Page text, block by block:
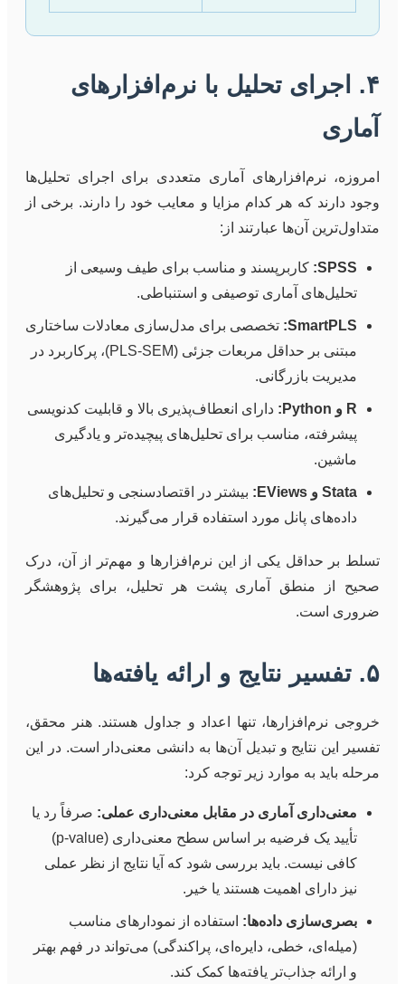
۴. اجرای تحلیل با نرم‌افزارهای
آماری
امروزه، نرم‌افزارهای آماری متعددی برای اجرای تحلیل‌ها
وجود دارند که هر کدام مزایا و معایب خود را دارند. برخی از
متداول‌ترین آن‌ها عبارتند از:
SPSS: کاربرپسند و مناسب برای طیف وسیعی از
تحلیل‌های آماری توصیفی و استنباطی.
SmartPLS: تخصصی برای مدل‌سازی معادلات ساختاری
مبتنی بر حداقل مربعات جزئی (PLS-SEM)، پرکاربرد در
مدیریت بازرگانی.
R و Python:
دارای انعطاف‌پذیری بالا و قابلیت کدنویسی
پیشرفته، مناسب برای تحلیل‌های پیچیده‌تر و یادگیری
ماشین.
Stata و EViews:
بیشتر در اقتصادسنجی و تحلیل‌های
داده‌های پانل مورد استفاده قرار می‌گیرند.
تسلط بر حداقل یکی از این نرم‌افزارها و مهم‌تر از آن، درک
صحیح از منطق آماری پشت هر تحلیل، برای پژوهشگر
ضروری است.
۵. تفسیر نتایج و ارائه یافته‌ها
خروجی نرم‌افزارها، تنها اعداد و جداول هستند. هنر محقق،
تفسیر این نتایج و تبدیل آن‌ها به دانشی معنی‌دار است. در این
مرحله باید به موارد زیر توجه کرد:
معنی‌داری آماری در مقابل معنی‌داری عملی: صرفاً رد یا
تأیید یک فرضیه بر اساس سطح معنی‌داری (p-value)
کافی نیست. باید بررسی شود که آیا نتایج از نظر عملی
نیز دارای اهمیت هستند یا خیر.
بصری‌سازی داده‌ها: استفاده از نمودارهای مناسب
(میله‌ای، خطی، دایره‌ای، پراکندگی) می‌تواند در فهم بهتر
و ارائه جذاب‌تر یافته‌ها کمک کند.